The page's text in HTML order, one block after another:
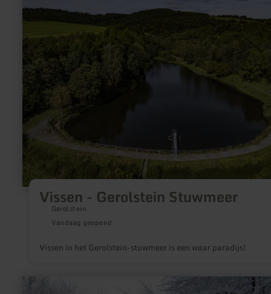
Vissen - Gerolstein Stuwmeer
Gerolstein
Vandaag geopend
Vissen in het Gerolstein-stuwmeer is een waar paradijs!
Gerolstein